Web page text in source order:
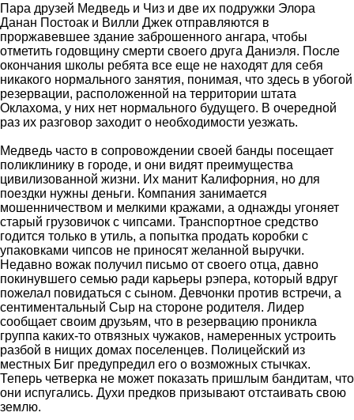
Пара друзей Медведь и Чиз и две их подружки Элора
Данан Постоак и Вилли Джек отправляются в
проржавевшее здание заброшенного ангара, чтобы
отметить годовщину смерти своего друга Даниэля. После
окончания школы ребята все еще не находят для себя
никакого нормального занятия, понимая, что здесь в убогой
резервации, расположенной на территории штата
Оклахома, у них нет нормального будущего. В очередной
раз их разговор заходит о необходимости уезжать.
Медведь часто в сопровождении своей банды посещает
поликлинику в городе, и они видят преимущества
цивилизованной жизни. Их манит Калифорния, но для
поездки нужны деньги. Компания занимается
мошенничеством и мелкими кражами, а однажды угоняет
старый грузовичок с чипсами. Транспортное средство
годится только в утиль, а попытка продать коробки с
упаковками чипсов не приносят желанной выручки.
Недавно вожак получил письмо от своего отца, давно
покинувшего семью ради карьеры рэпера, который вдруг
пожелал повидаться с сыном. Девчонки против встречи, а
сентиментальный Сыр на стороне родителя. Лидер
сообщает своим друзьям, что в резервацию проникла
группа каких-то отвязных чужаков, намеренных устроить
разбой в нищих домах поселенцев. Полицейский из
местных Биг предупредил его о возможных стычках.
Теперь четверка не может показать пришлым бандитам, что
они испугались. Духи предков призывают отстаивать свою
землю.